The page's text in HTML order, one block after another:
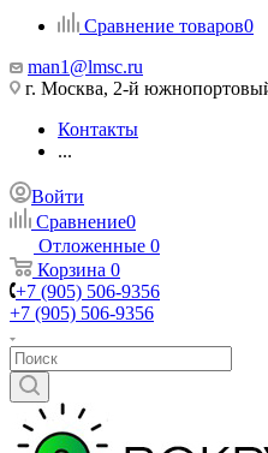
Сравнение товаров0
man1@lmsc.ru
г. Москва, 2-й
Контакты
...
Войти
Сравнение0
Отложенные 0
Корзина 0
+7 (905) 506-9356
+7 (905) 506-9356